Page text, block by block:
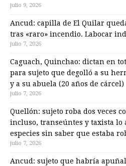
julio 9, 2026
Ancud: capilla de El Quilar
tras «raro» incendio. Labocar
julio 7, 2026
Caguach, Quinchao: dictan en
para sujeto que degolló a su
y a su abuela (20 años de cárcel)
julio 7, 2026
Quellón: sujeto roba dos veces
incluso, transeúntes y taxista lo
especies sin saber que estaba
julio 7, 2026
Ancud: sujeto que habría